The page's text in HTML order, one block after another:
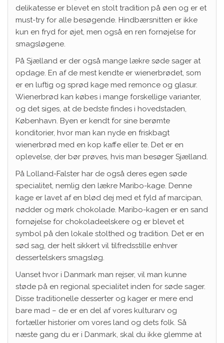
delikatesse er blevet en stolt tradition på øen og er et
must-try for alle besøgende. Hindbærsnitten er ikke
kun en fryd for øjet, men også en ren fornøjelse for
smagsløgene.
På Sjælland er der også mange lækre søde sager at
opdage. En af de mest kendte er wienerbrødet, som
er en luftig og sprød kage med remonce og glasur.
Wienerbrød kan købes i mange forskellige varianter,
og det siges, at de bedste findes i hovedstaden,
København. Byen er kendt for sine berømte
konditorier, hvor man kan nyde en friskbagt
wienerbrød med en kop kaffe eller te. Det er en
oplevelse, der bør prøves, hvis man besøger Sjælland.
På Lolland-Falster har de også deres egen søde
specialitet, nemlig den lækre Maribo-kage. Denne
kage er lavet af en blød dej med et fyld af marcipan,
nødder og mørk chokolade. Maribo-kagen er en sand
fornøjelse for chokoladeelskere og er blevet et
symbol på den lokale stolthed og tradition. Det er en
sød sag, der helt sikkert vil tilfredsstille enhver
dessertelskers smagsløg.
Uanset hvor i Danmark man rejser, vil man kunne
støde på en regional specialitet inden for søde sager.
Disse traditionelle desserter og kager er mere end
bare mad – de er en del af vores kulturarv og
fortæller historier om vores land og dets folk. Så
næste gang du er i Danmark, skal du ikke glemme at